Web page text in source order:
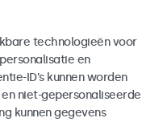
technologieën voor
en
ID’s kunnen worden
niet-gepersonaliseerde
kunnen gegevens